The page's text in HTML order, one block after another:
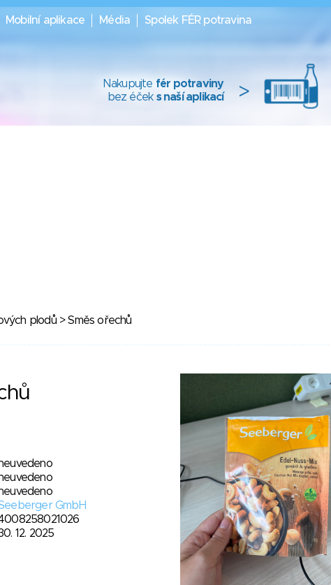
Mobilní aplikace Média Spolek FÉR potravina
Nakupujte fér potraviny
bez éček s naší aplikací >
plodů> Směs ořechů
GmbH
12. 2025